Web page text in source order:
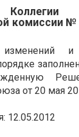
комиссии №
и
от 20 мая
12.05.2012